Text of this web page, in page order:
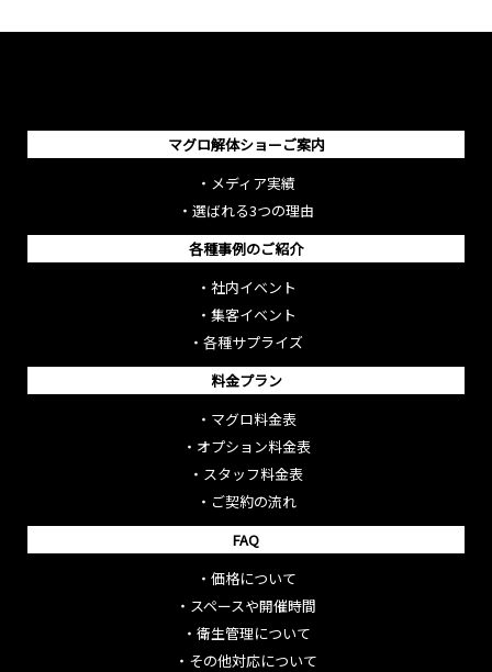
マグロ解体ショーご案内
・ メディア実績
・ 選ばれる3つの理由
各種事例のご紹介
・ 社内イベント
・ 集客イベント
・ 各種サプライズ
料金プラン
・ マグロ料金表
・ オプション料金表
・ スタッフ料金表
・ ご契約の流れ
FAQ
・ 価格について
・ スペースや開催時間
・ 衛生管理について
・ その他対応について